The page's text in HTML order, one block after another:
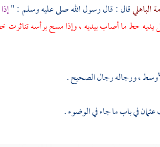
الباهليقال : قال رسول الله صلى عليه وسلم : "
يديه حط ما أصاب بيديه ، وإذا مسح برأسه تناثرت
، ورجاله رجال الصحيح .
عثمانفي باب ما جاء في الوضوء .